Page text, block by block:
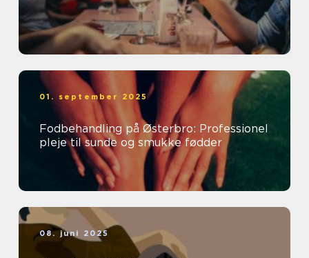
01. september 2025
Fodbehandling på Østerbro: Professionel
pleje til sunde og smukke fødder
08. juni 2025